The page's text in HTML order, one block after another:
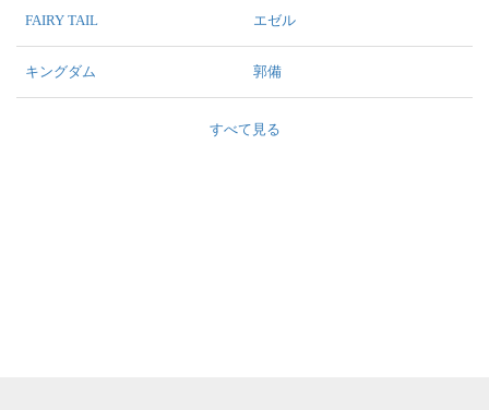
FAIRY TAIL エゼル
キングダム 郭備
すべて見る